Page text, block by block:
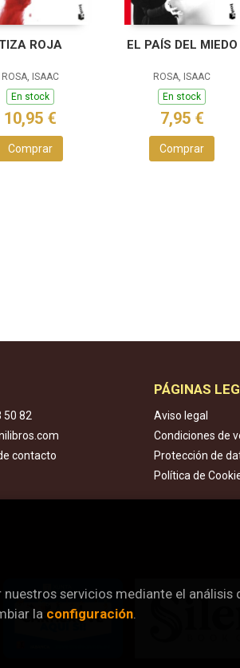
TIZA ROJA
ROSA, ISAAC
En stock
10,95 €
Comprar
EL PAÍS DEL MIEDO
ROSA, ISAAC
En stock
7,95 €
Comprar
50 82
contacto
PÁGINAS
Aviso legal
Condiciones de
Protección de
Política de
servicios mediante el análisis
la configuración.